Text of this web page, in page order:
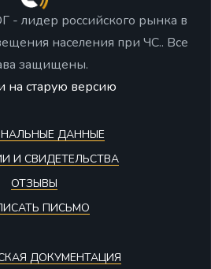
лидер российского рынка в
населения при ЧС.. Все
защищены.
на старую версию
ДАННЫЕ
И СВИДЕТЕЛЬСТВА
ОТЗЫВЫ
ПИСЬМО
ДОКУМЕНТАЦИЯ